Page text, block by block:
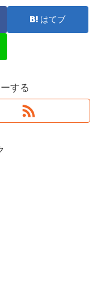
はてブ
する